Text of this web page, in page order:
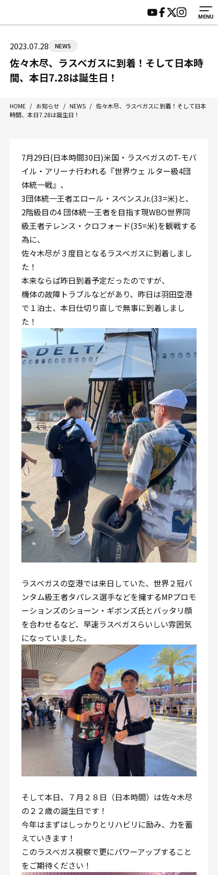
MENU
〒192-0072 東京都八王子市南町3-8 第2原嶋ビル1F
営業時間：月〜土 14:00〜22:00 / 日・祝 14:00〜19:00
HOME
ジムについて
トレーニング
アマ・スパー各大会・キッズ
入会案内
見学・1日体験
施設紹介
会員様の声
サポーター募集
2023.07.28 NEWS
佐々木尽、ラスベガスに到着！そして日本時
間、本日7.28は誕生日！
HOME / お知らせ / NEWS / 佐々木尽、ラスベガスに到着！そして日本
時間、本日7.28は誕生日！
7月29日(日本時間30日)米国・ラスベガスのT-モバ
イル・アリーナ行われる『世界ウェ ルター級4団
体統一戦』、
3団体統一王者エロール・スペンスJr.(33=米)と、
2階級目の4 団体統一王者を目指す現WBO世界同
級王者テレンス・クロフォード(35=米)を観戦する
為に、
佐々木尽が３度目となるラスベガスに到着しまし
た！
本来ならば昨日到着予定だったのですが、
機体の故障トラブルなどがあり、昨日は羽田空港
で１泊士、本日仕切り直しで無事に到着しまし
た！
ラスベガスの空港では来日していた、世界２冠バ
ンタム級王者タパレス選手などを擁するMPプロモ
ーションズのショーン・ギボンズ氏とバッタリ顔
を合わせるなど、早速ラスベガスらいしい雰囲気
になっていました。
そして本日、７月２８日（日本時間）は佐々木尽
の２２歳の誕生日です！
今年はまずはしっかりとリハビリに励み、力を蓄
えていきます！
このラスベガス視察で更にパワーアップすること
をご期待ください！